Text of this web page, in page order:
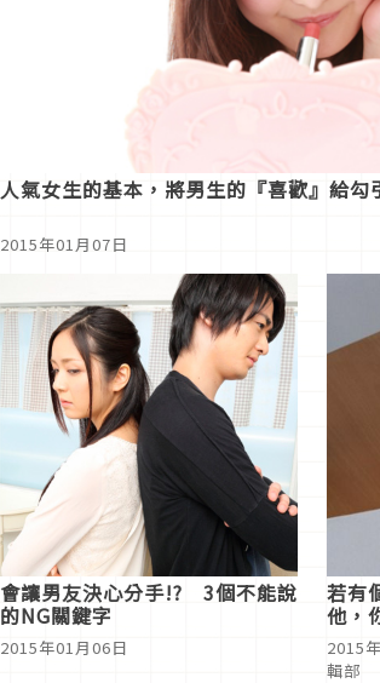
人氣女生的基本，將男生的『喜歡』給勾
2015年01月07日
會讓男友決心分手!? 3個不能說
的NG關鍵字
2015年01月06日
若有
他，
2015
輯部